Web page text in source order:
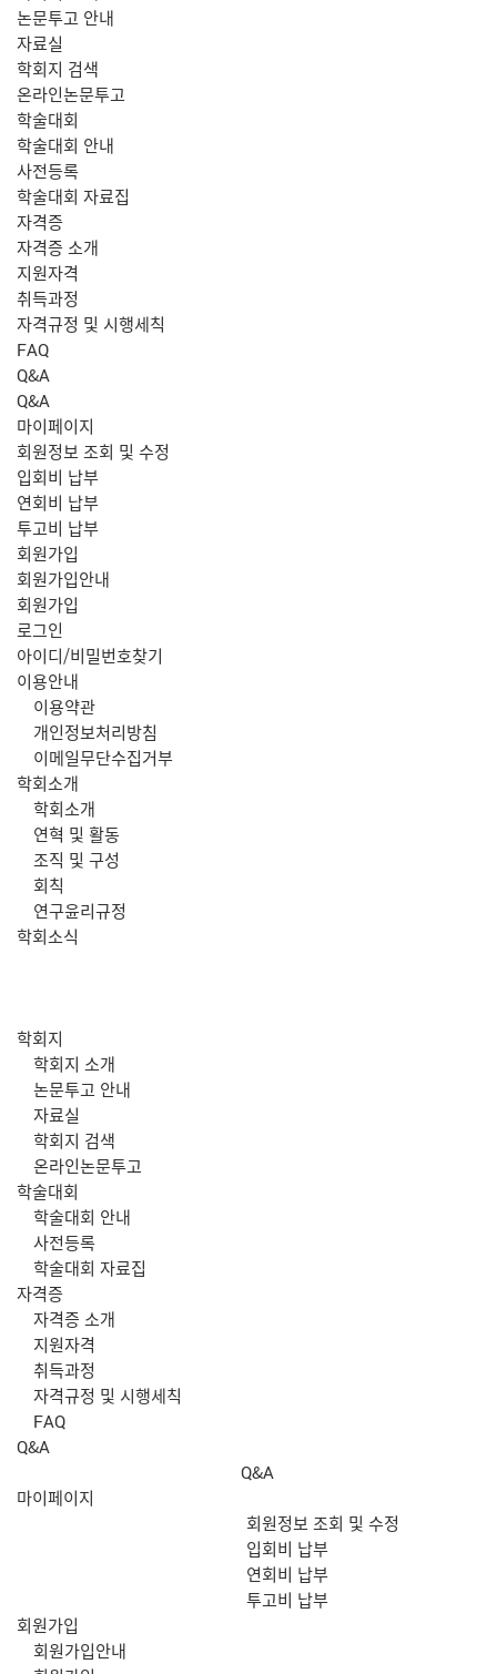
논문투고 안내
자료실
학회지 검색
온라인논문투고
학술대회
학술대회 안내
사전등록
학술대회 자료집
자격증
자격증 소개
지원자격
취득과정
자격규정 및 시행세칙
FAQ
Q&A
Q&A
마이페이지
회원정보 조회 및 수정
입회비 납부
연회비 납부
투고비 납부
회원가입
회원가입안내
회원가입
로그인
아이디/비밀번호찾기
주
뉴
이용안내
이용약관
개인정보처리방침
이메일무단수집거부
학회소개
학회소개
연혁 및 활동
조직 및 구성
회칙
연구윤리규정
학회소식
학회지
학회지 소개
논문투고 안내
자료실
학회지 검색
온라인논문투고
학술대회
학술대회 안내
사전등록
학술대회 자료집
자격증
자격증 소개
지원자격
취득과정
자격규정 및 시행세칙
FAQ
Q&A
Q&A
마이페이지
회원정보 조회 및 수정
입회비 납부
연회비 납부
투고비 납부
회원가입
회원가입안내